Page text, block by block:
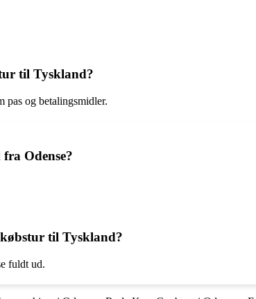
til Tyskland?
pas og betalingsmidler.
Odense?
til Tyskland?
fuldt ud.